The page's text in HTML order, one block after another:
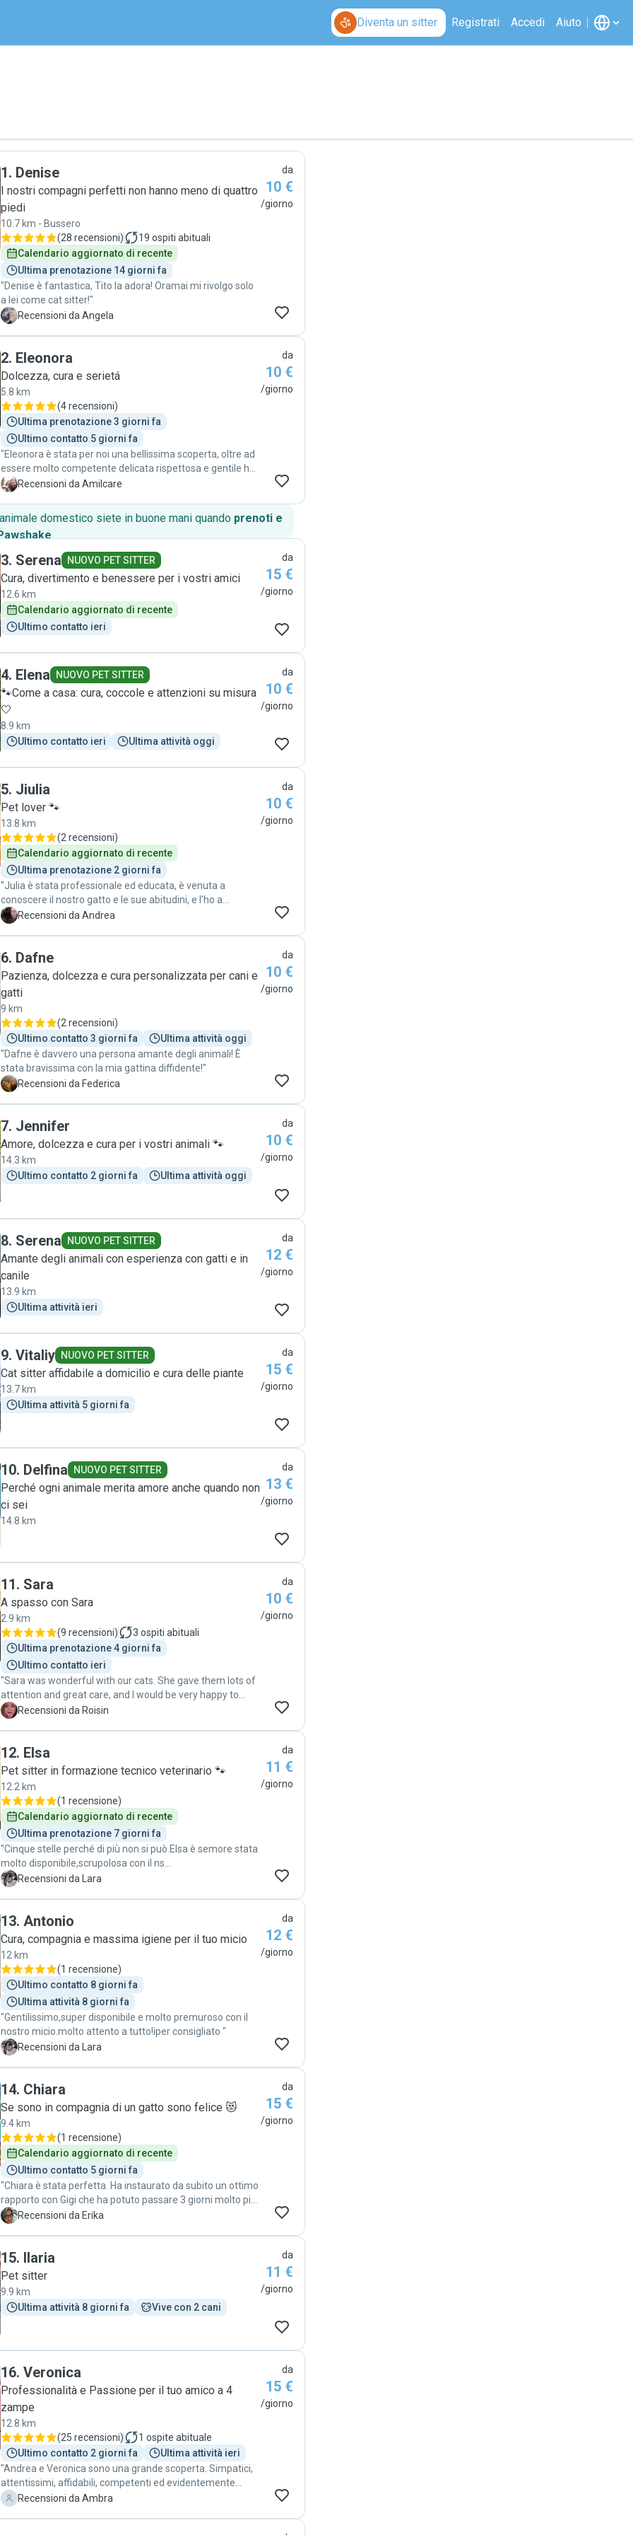
Diventa un sitter Registrati Accedi Aiuto
1. Denise
I nostri compagni perfetti non hanno meno di quattro
piedi
10.7 km - Bussero
(28 recensioni) 19 ospiti abituali
Calendario aggiornato di recente
Ultima prenotazione 14 giorni fa
"Denise è fantastica, Tito la adora! Oramai mi rivolgo solo
a lei come cat sitter!"
A Recensioni da Angela
da
10 €
/giorno
2. Eleonora
Dolcezza, cura e serietá
5.8 km
(4 recensioni)
Ultima prenotazione 3 giorni fa
Ultimo contatto 5 giorni fa
"Eleonora è stata per noi una bellissima scoperta, oltre ad
essere molto competente delicata rispettosa e gentile ha
conquistato i nostri tre gattini, Nefti, Floky, Lillo, due dei
Eleonora in pochi giorni è riuscita non solo a farsi
avvicinare dai nostri pelosetti ma addirittura ad ottenere
grandi risultati, mandandoci foto e video di coccole con
tutti e tre. Già dopo il primo giorno di foto e video ci siamo
rilassati, vedendo con quanto amore si è occupata di
loro.Conosce bene il mondo felino ed è profondamente
innamorata dei gatti.Puntualissima e sottolineo persona di
fiducia in tutti i sensi. Se posso aggiungere un'anima
profonda e rara. Se vi serve una catsitter vi assicuro che
non potrete trovare di meglio.! Questa recensione è stata
scritta da mia moglie, ci teneva tanto."
A Recensioni da Amilcare
da
10 €
/giorno
domestico siete in buone mani quando prenoti e
.
3. Serena NUOVO PET SITTER
Cura, divertimento e benessere per i vostri amici
12.6 km
Calendario aggiornato di recente
Ultimo contatto ieri
da
15 €
/giorno
4. Elena NUOVO PET SITTER
🐾Come a casa: cura, coccole e attenzioni su misura
🤍
8.9 km
Ultimo contatto ieri
Ultima attività oggi
da
10 €
/giorno
5. Jiulia
Pet lover 🐾
13.8 km
(2 recensioni)
Calendario aggiornato di recente
Ultima prenotazione 2 giorni fa
"Julia è stata professionale ed educata, è venuta a
conoscere il nostro gatto e le sue abitudini, e l'ho a
coccolato, gestito il cibo e accomodato tutte le stranezze
A Recensioni da Andrea
da
10 €
/giorno
6. Dafne
Pazienza, dolcezza e cura personalizzata per cani e
gatti
9 km
(2 recensioni)
Ultimo contatto 3 giorni fa
Ultima attività oggi
"Dafne è davvero una persona amante degli animali! È
stata bravissima con la mia gattina diffidente!"
F
Recensioni da Federica
da
10 €
/giorno
7. Jennifer
Amore, dolcezza e cura per i vostri animali 🐾
14.3 km
Ultimo contatto 2 giorni fa
Ultima attività oggi
da
10 €
/giorno
8. Serena NUOVO PET SITTER
Amante degli animali con esperienza con gatti e in
canile
13.9 km
Ultima attività ieri
da
12 €
/giorno
9. Vitaliy NUOVO PET SITTER
Cat sitter affidabile a domicilio e cura delle piante
13.7 km
Ultima attività 5 giorni fa
da
15 €
/giorno
10. Delfina NUOVO PET SITTER
Perché ogni animale merita amore anche quando non
ci sei
14.8 km
da
13 €
/giorno
11. Sara
A spasso con Sara
2.9 km
(9 recensioni) 3 ospiti abituali
Ultima prenotazione 4 giorni fa
Ultimo contatto ieri
"Sara was wonderful with our cats. She gave them lots of
attention and great care, and I would be very happy to
book her again. She even managed to get one of the shy
R Recensioni da Roisin
da
10 €
/giorno
12. Elsa
Pet sitter in formazione tecnico veterinario 🐾
12.2 km
(1 recensione)
Calendario aggiornato di recente
Ultima prenotazione 7 giorni fa
"Cinque stelle perché di più non si può.Elsa è semore stata
molto disponibile,scrupolosa con il ns
micio,gentile,educata e attenta a tutto!"
L Recensioni da Lara
da
11 €
/giorno
13. Antonio
Cura, compagnia e massima igiene per il tuo micio
12 km
(1 recensione)
Ultimo contatto 8 giorni fa
Ultima attività 8 giorni fa
"Gentilissimo,super disponibile e molto premuroso con il
nostro micio.molto attento a tutto!iper consigliato "
L
Recensioni da Lara
da
12 €
/giorno
14. Chiara
Se sono in compagnia di un gatto sono felice 😻
9.4 km
(1 recensione)
Calendario aggiornato di recente
Ultimo contatto 5 giorni fa
"Chiara è stata perfetta. Ha instaurato da subito un ottimo
rapporto con Gigi che ha potuto passare 3 giorni molto più
rilassato. Siamo contentissimi 😻"
E Recensioni da Erika
da
15 €
/giorno
15. Ilaria
Pet sitter
9.9 km
Ultima attività 8 giorni fa
Vive con 2 cani
da
11 €
/giorno
16. Veronica
Professionalità e Passione per il tuo amico a 4
zampe
12.8 km
(25 recensioni) 1 ospite abituale
Ultimo contatto 2 giorni fa
Ultima attività ieri
"Andrea e Veronica sono una grande scoperta. Simpatici,
attentissimi, affidabili, competenti ed evidentemente
appassionati…. il nostro micio è stato accudito e coccolato
A Recensioni da Ambra
da
15 €
/giorno